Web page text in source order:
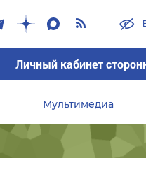
Личный кабинет
Мультимедиа